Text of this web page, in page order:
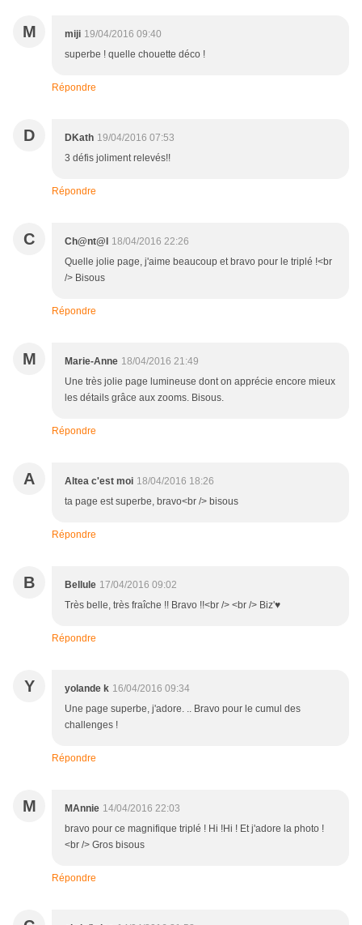
M miji 19/04/2016 09:40
superbe ! quelle chouette déco !
Répondre
D DKath 19/04/2016 07:53
3 défis joliment relevés!!
Répondre
C Ch@nt@l
18/04/2016 22:26
Quelle jolie page, j'aime beaucoup et bravo pour le triplé !<br
/> Bisous
Répondre
M Marie-Anne 18/04/2016 21:49
Une très jolie page lumineuse dont on apprécie encore mieux
les détails grâce aux zooms. Bisous.
Répondre
A Altea c'est moi 18/04/2016 18:26
ta page est superbe, bravo<br /> bisous
Répondre
B Bellule 17/04/2016 09:02
Très belle, très fraîche !! Bravo !!<br /> <br /> Biz'♥
Répondre
Y yolande k 16/04/2016 09:34
Une page superbe, j'adore. .. Bravo pour le cumul des
challenges !
Répondre
M MAnnie 14/04/2016 22:03
bravo pour ce magnifique triplé ! Hi !Hi ! Et j'adore la photo !
<br /> Gros bisous
Répondre